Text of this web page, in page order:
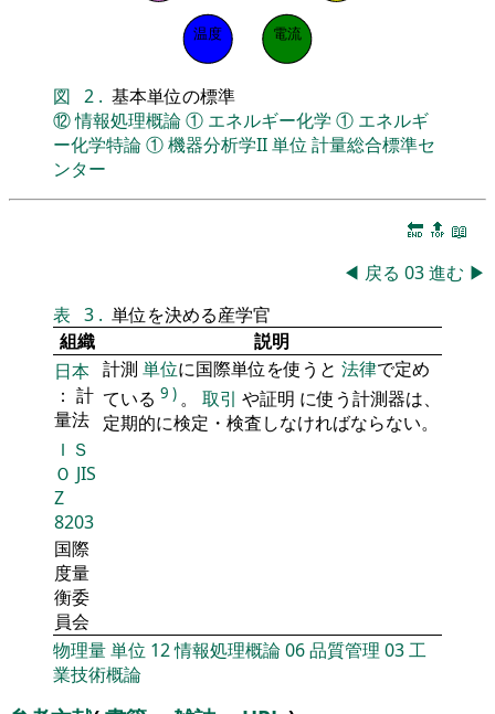
電流
温度
図 2 . 基本単位の標準
⑫情報処理概論① エネルギー化学 ① エネルギ
ー化学特論①機器分析学II単位 計量総合標準セ
ンター
🔚 🔝 📖
◀ 戻る 03進む ▶
表 3 . 単位を決める産学官
組織
説明
日本
： 計
量法
計測 単位に国際単位を使うと 法律で定め
ている 9 ) 。 取引 や証明 に使う計測器は、
定期的に検定・検査しなければならない。
ＩＳ
Ｏ JIS
Z
8203
国際
度量
衡委
員会
物理量単位 12情報処理概論06品質管理 03工
業技術概論